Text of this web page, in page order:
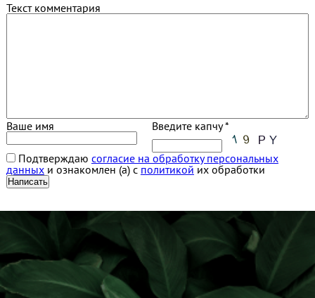
Текст комментария
Ваше имя Введите капчу *
Подтверждаю согласие на обработку персональных
данныхи ознакомлен (а) с политикой их обработки